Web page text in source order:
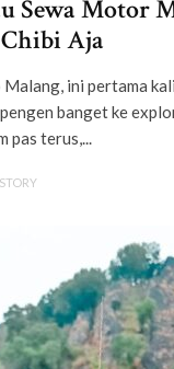
Sewa Motor
Aja
Malang, ini pertama
banget ke
pas terus,...